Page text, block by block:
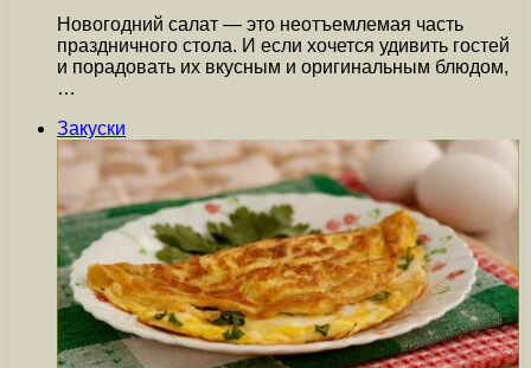
Новогодний салат — это неотъемлемая часть
праздничного стола. И если хочется удивить гостей
и порадовать их вкусным и оригинальным блюдом,
…
Закуски